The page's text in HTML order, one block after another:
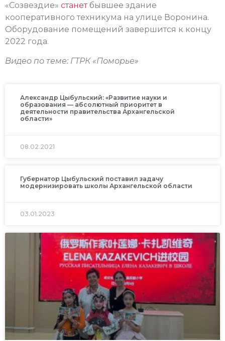
«Созвездие» станетбывшее здание
кооперативного техникума на улице Воронина.
Оборудование помещений завершится к концу
2022 года.
Видео по теме: ГТРК «Поморье»
Александр Цыбульский: «Развитие науки и
образования — абсолютный приоритет в
деятельности правительства Архангельской
области»
08.02.2021
Губернатор Цыбульский поставил задачу
модернизировать школы Архангельской области
03.01.2023